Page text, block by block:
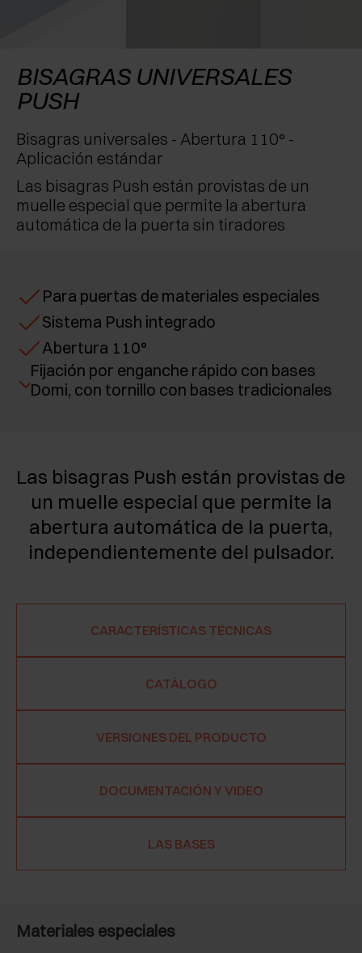
EXCESSORIES - EXTRAER
EXCESSORIES - ESTANTES
PIN, SISTEMA PARA LA DISPOSICIÓN DE
ELEMENTOS
BISAGRAS UNIVERSALES
PUSH
Bisagras universales - Abertura 110° -
Aplicación estándar
Las bisagras Push están provistas de un
muelle especial que permite la abertura
automática de la puerta sin tiradores
Para puertas de materiales especiales
Sistema Push integrado
Abertura 110°
Fijación por enganche rápido con bases
Domi, con tornillo con bases tradicionales
Las bisagras Push están provistas de
un muelle especial que permite la
abertura automática de la puerta,
independientemente del pulsador.
CARACTERÍSTICAS TÉCNICAS
CATÁLOGO
VERSIONES DEL PRODUCTO
DOCUMENTACIÓN Y VIDEO
LAS BASES
Materiales especiales